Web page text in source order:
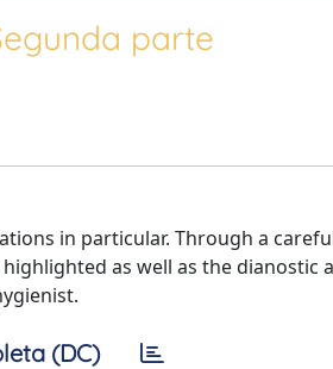
parte
in particular. Through a
as well as the dianostic
(DC)